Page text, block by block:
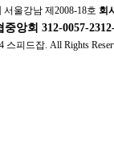
서울강남 제2008-18호 회
중앙회 312-0057-
스피드잡. All Rights